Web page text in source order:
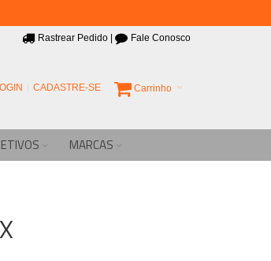
Rastrear Pedido Fale Conosco
Carrinho
CADASTRE-SE
MARCAS